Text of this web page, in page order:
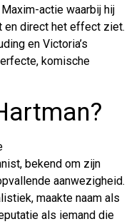
actie waarbij hij
en direct het effect ziet.
en Victoria’s
komische
bekend om zijn
aanwezigheid.
maakte naam als
als iemand die